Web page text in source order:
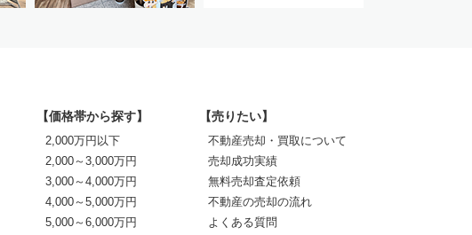
【価格帯から探す】
2,000万円以下
2,000～3,000万円
3,000～4,000万円
4,000～5,000万円
5,000～6,000万円
【売りたい】
不動産売却・買取について
売却成功実績
無料売却査定依頼
不動産の売却の流れ
よくある質問